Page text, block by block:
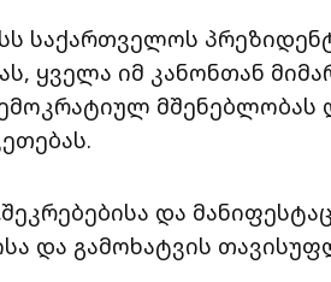
საქართველოს
ყველა იმ კანონთან
მშენებლობას
და
და გამოხატვის